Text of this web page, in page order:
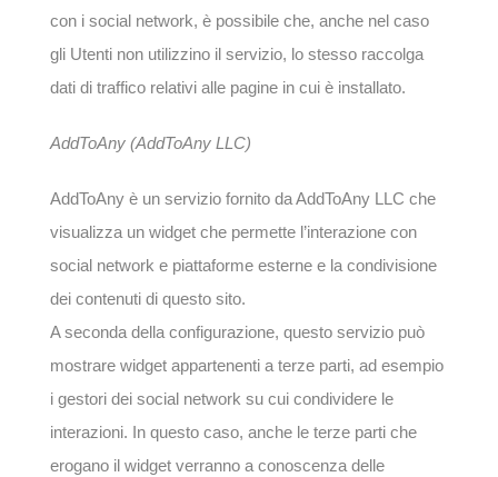
con i social network, è possibile che, anche nel caso
gli Utenti non utilizzino il servizio, lo stesso raccolga
dati di traffico relativi alle pagine in cui è installato.
AddToAny (AddToAny LLC)
AddToAny è un servizio fornito da AddToAny LLC che
visualizza un widget che permette l’interazione con
social network e piattaforme esterne e la condivisione
dei contenuti di questo sito.
A seconda della configurazione, questo servizio può
mostrare widget appartenenti a terze parti, ad esempio
i gestori dei social network su cui condividere le
interazioni. In questo caso, anche le terze parti che
erogano il widget verranno a conoscenza delle